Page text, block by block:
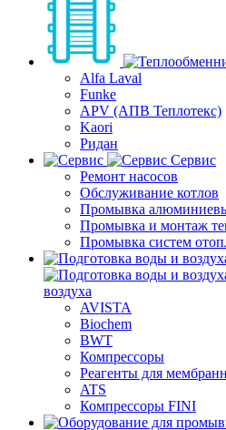
Alfa Laval
Funke
APV (АПВ Теплотекс)
Kaori
Ридан
Сервис
Ремонт насосов
Обслуживание котлов
Промывка
Промывка и монтаж
Промывка систем
воздуха
AVISTA
Biochem
BWT
Компрессоры
Реагенты для
ATS
Компрессоры FINI